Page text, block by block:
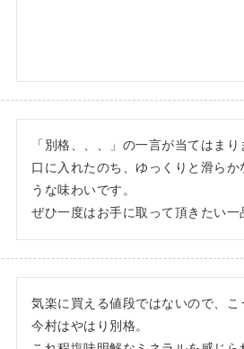
「別格、、、」の一言が当てはまり
口に入れたのち、ゆっくりと滑ら
うな味わいです。
ぜひ一度はお手に取って頂きたい一
気楽に買える値段ではないので、
今村はやはり別格。